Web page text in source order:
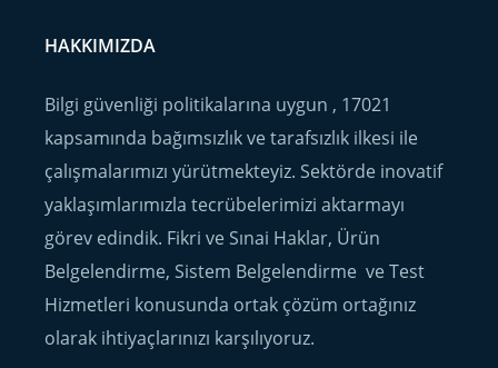
HAKKIMIZDA
Bilgi güvenliği politikalarına uygun , 17021
kapsamında bağımsızlık ve tarafsızlık ilkesi ile
çalışmalarımızı yürütmekteyiz. Sektörde inovatif
yaklaşımlarımızla tecrübelerimizi aktarmayı
görev edindik. Fikri ve Sınai Haklar, Ürün
Belgelendirme, Sistem Belgelendirme ve Test
Hizmetleri konusunda ortak çözüm ortağınız
olarak ihtiyaçlarınızı karşılıyoruz.